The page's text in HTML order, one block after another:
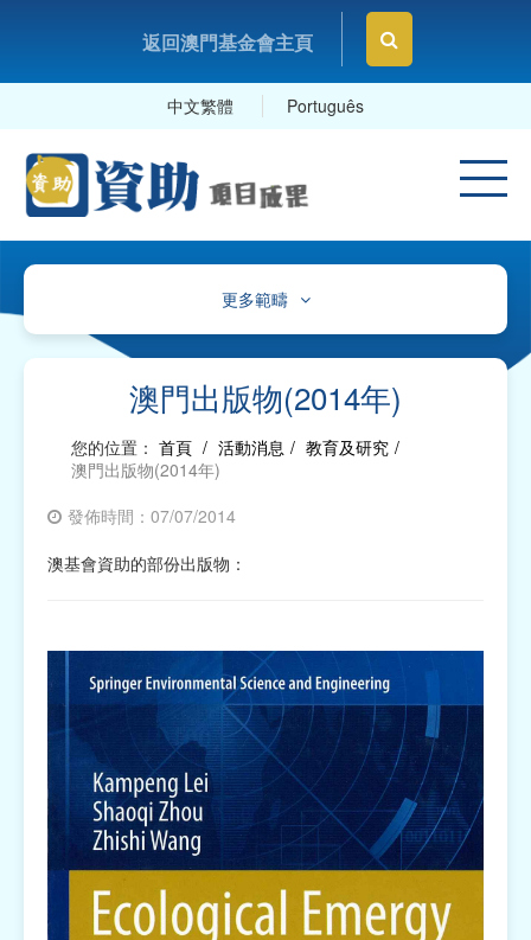
返回澳門基金會主頁
中文繁體 Português
更多範疇
文化、體育及康樂
教育及研究
衛生
社會服務
工商及專業社團、工會
宗教
公民社團及同鄉會
國際
其他
澳門出版物(2014年)
您的位置： 首頁 / 活動消息 / 教育及研究 /
澳門出版物(2014年)
發佈時間：07/07/2014
澳基會資助的部份出版物：